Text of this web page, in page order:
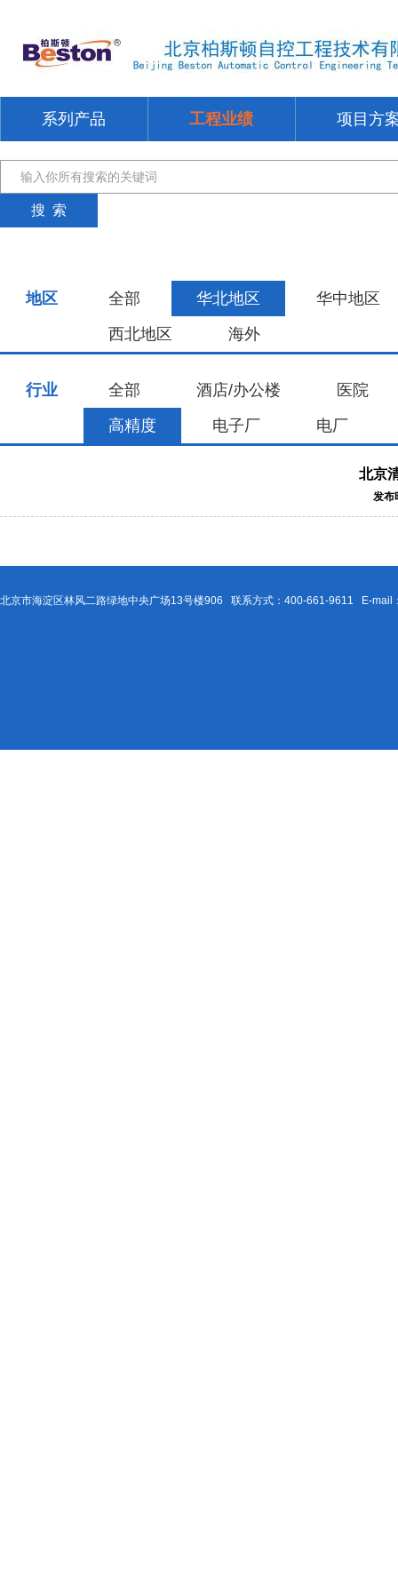
系列产品 工程业绩 项目方
地区 全部 华北地区
华中地区
西北地区
海外
行业 全部 酒店/办公楼
医院
高精度
电子厂 电厂
北京
发布
北京市海淀区林风二路绿地中央广场13号楼906 联系方式：400-661-9611 E-